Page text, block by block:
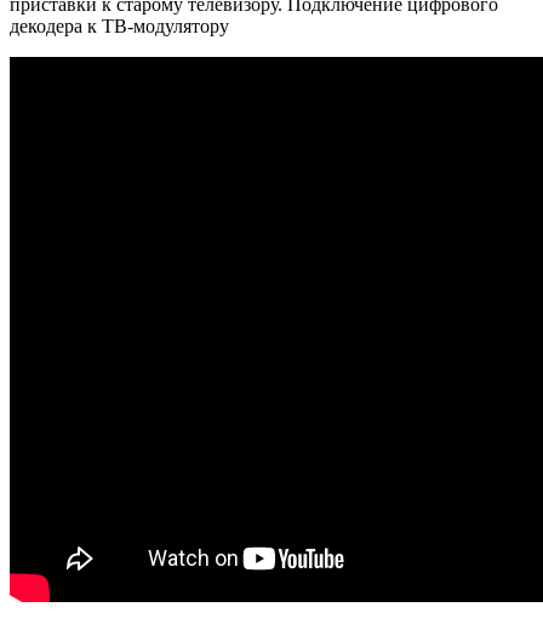
приставки к старому телевизору. Подключение цифрового
декодера к ТВ-модулятору